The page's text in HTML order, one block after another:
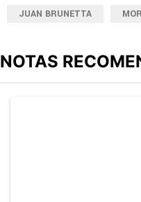
JUAN BRUNETTA
NOTAS